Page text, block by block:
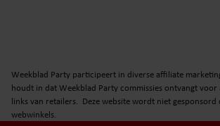
Weekblad Party participeert in diverse affiliate
houdt in dat Weekblad Party commissies ontvangt voor
links van retailers. Deze website wordt niet gesponsord
webwinkels.